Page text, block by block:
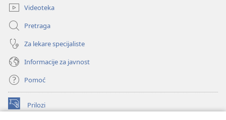
Videoteka
Pretraga
Za lekare specijaliste
Informacije za javnost
Pomoć
Prilozi
(otvara